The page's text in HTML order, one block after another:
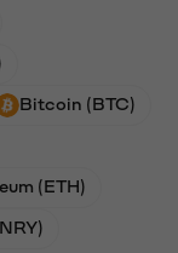
Bitcoin (BTC)
(ETH)